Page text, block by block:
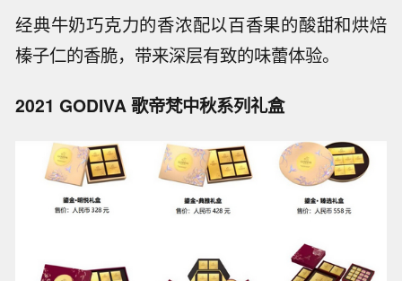
经典牛奶巧克力的香浓配以百香果的酸甜和烘焙
榛子仁的香脆，带来深层有致的味蕾体验。
2021 GODIVA 歌帝梵中秋系列礼盒